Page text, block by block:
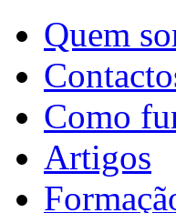
Quem
Como
Artigos